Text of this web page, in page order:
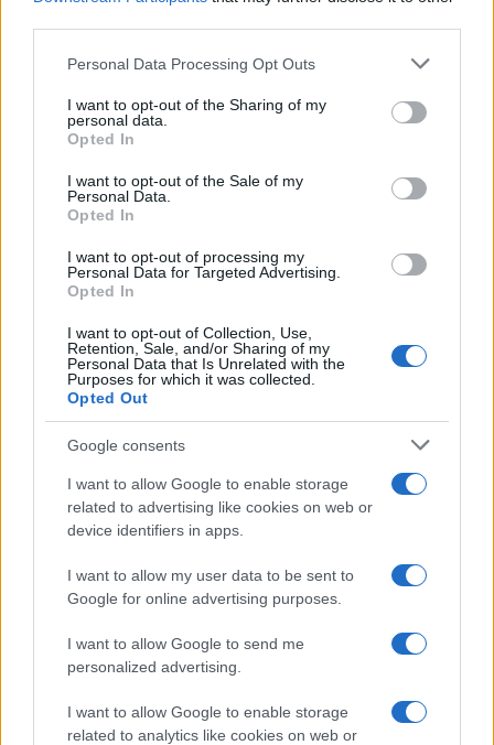
Please note that this website/app uses one or more Google
not limited to your visit or usage behaviour. You may click to
grant or deny consent to Google and its third-party tags to
use your data for below specified purposes in below Google
consent section.
Personal Data Processing Opt Outs
I want to opt-out of the Sharing of my
personal data.
Opted In
I want to opt-out of the Sale of my
Personal Data.
Opted In
I want to opt-out of processing my
Personal Data for Targeted Advertising.
Opted In
I want to opt-out of Collection, Use,
Retention, Sale, and/or Sharing of my
Personal Data that Is Unrelated with the
Purposes for which it was collected.
Opted Out
Google consents
I want to allow Google to enable storage
related to advertising like cookies on web or
device identifiers in apps.
I want to allow my user data to be sent to
Google for online advertising purposes.
I want to allow Google to send me
personalized advertising.
I want to allow Google to enable storage
related to analytics like cookies on web or
γ. στις Σποράδες και την Εύβοια από το βράδυ της
Παρασκευής έως και τις προμεσημβρινές ώρες του
Σαββάτου,
δ. στην ανατολική Στερεά σήμερα Παρασκευή από τις
απογευματινές έως τις βραδινές ώρες,
ε. στη Θράκη από τις απογευματινές ώρες της
Παρασκευής μέχρι τις πρωινές ώρες του Σαββάτου,